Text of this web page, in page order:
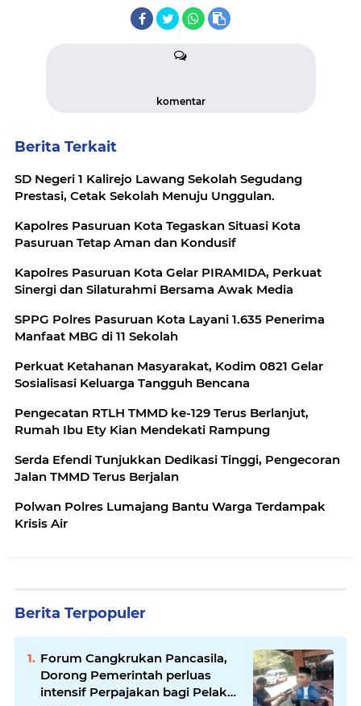
komentar
Berita Terkait
SD Negeri 1 Kalirejo Lawang Sekolah Segudang
Prestasi, Cetak Sekolah Menuju Unggulan.
Kapolres Pasuruan Kota Tegaskan Situasi Kota
Pasuruan Tetap Aman dan Kondusif
Kapolres Pasuruan Kota Gelar PIRAMIDA, Perkuat
Sinergi dan Silaturahmi Bersama Awak Media
SPPG Polres Pasuruan Kota Layani 1.635 Penerima
Manfaat MBG di 11 Sekolah
Perkuat Ketahanan Masyarakat, Kodim 0821 Gelar
Sosialisasi Keluarga Tangguh Bencana
Pengecatan RTLH TMMD ke-129 Terus Berlanjut,
Rumah Ibu Ety Kian Mendekati Rampung
Serda Efendi Tunjukkan Dedikasi Tinggi, Pengecoran
Jalan TMMD Terus Berjalan
Polwan Polres Lumajang Bantu Warga Terdampak
Krisis Air
Berita Terpopuler
Forum Cangkrukan Pancasila,
Dorong Pemerintah perluas
intensif Perpajakan bagi Pelaku